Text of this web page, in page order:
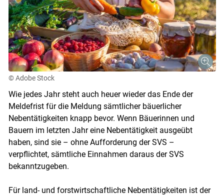
Skip to main content
© Adobe Stock
Wie jedes Jahr steht auch heuer wieder das Ende der
Meldefrist für die Meldung sämtlicher bäuerlicher
Nebentätigkeiten knapp bevor. Wenn Bäuerinnen und
Bauern im letzten Jahr eine Nebentätigkeit ausgeübt
haben, sind sie – ohne Aufforderung der SVS –
verpflichtet, sämtliche Einnahmen daraus der SVS
bekanntzugeben.
Für land- und forstwirtschaftliche Nebentätigkeiten ist der